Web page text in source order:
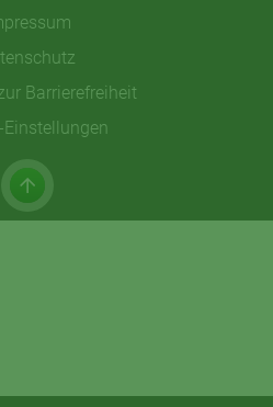
Barrierefreiheit
Einstellungen